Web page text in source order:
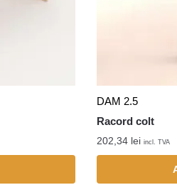
DAM 2.5
Racord colt
202,34 lei incl. TVA